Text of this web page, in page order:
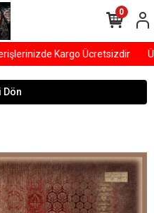
Kargo Ücretsizdir
0
Dön